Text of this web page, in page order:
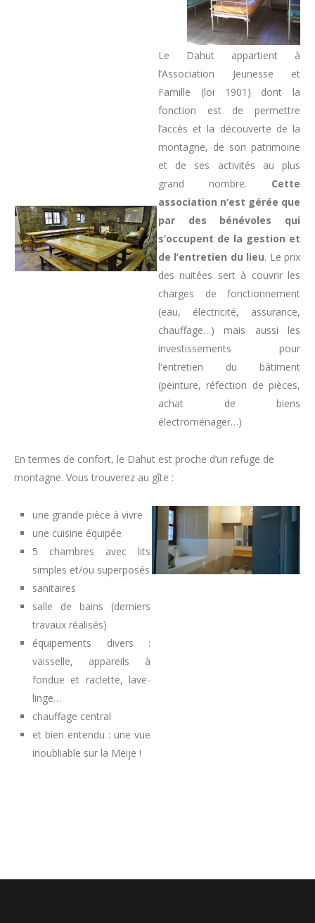
Le Dahut appartient à
l’Association Jeunesse et
Famille (loi 1901) dont la
fonction est de permettre
l’accès et la découverte de la
montagne, de son patrimoine
et de ses activités au plus
grand nombre. Cette
association n’est gérée que
par des bénévoles qui
s’occupent de la gestion et
de l’entretien du lieu. Le prix
des nuitées sert à couvrir les
charges de fonctionnement
(eau, électricité, assurance,
chauffage…) mais aussi les
investissements pour
l'entretien du bâtiment
(peinture, réfection de pièces,
achat de biens
électroménager…)
En termes de confort, le Dahut est proche d’un refuge de
montagne. Vous trouverez au gîte :
une grande pièce à vivre
une cuisine équipée
5 chambres avec lits
simples et/ou superposés
sanitaires
salle de bains (derniers
travaux réalisés)
équipements divers :
vaisselle, appareils à
fondue et raclette, lave-
linge…
chauffage central
et bien entendu : une vue
inoubliable sur la Meije !